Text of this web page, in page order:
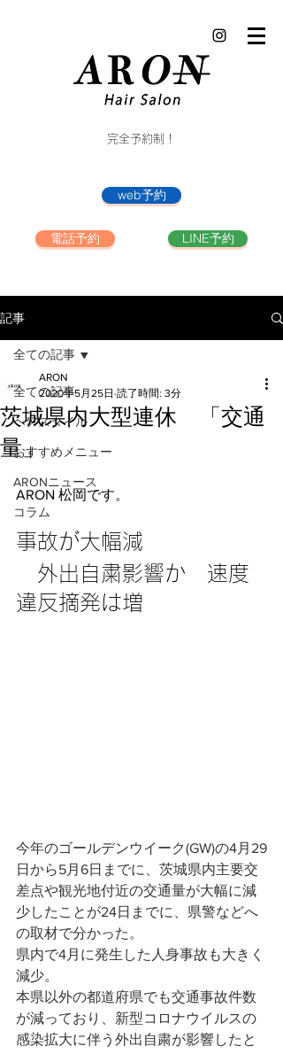
完全予約制！
web予約
電話予約 LINE予約
記事
全ての記事
ヘアスタイル
おすすめメニュー
ARONニュース
コラム
全ての記事
茨城県内大型連休 「交通
量」
ARON
2020年5月25日 読了時間: 3分
ARON 松岡です。
事故が大幅減
外出自粛影響か　速度
違反摘発は増
今年のゴールデンウイーク(GW)の4月29
日から5月6日までに、茨城県内主要交
差点や観光地付近の交通量が大幅に減
少したことが24日までに、県警などへ
の取材で分かった。
県内で4月に発生した人身事故も大きく
減少。
本県以外の都道府県でも交通事故件数
が減っており、新型コロナウイルスの
感染拡大に伴う外出自粛が影響したと